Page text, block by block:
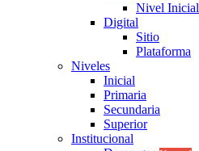
Nivel Inicial
Digital
Sitio
Plataforma
Niveles
Inicial
Primaria
Secundaria
Superior
Institucional